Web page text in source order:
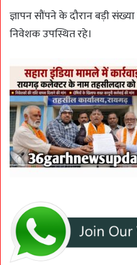
ज्ञापन सौंपने के दौरान बड़ी
निवेशक उपस्थित रहे।